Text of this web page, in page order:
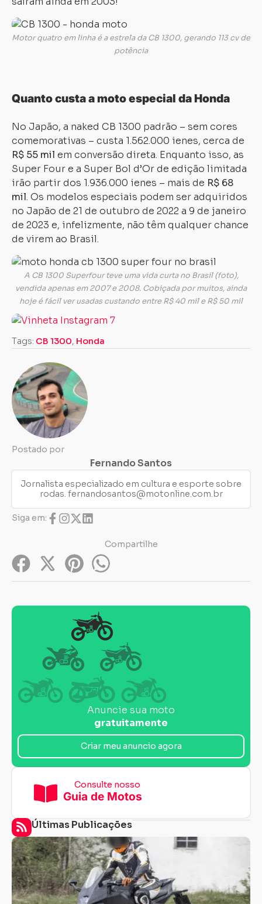
Motor quatro em linha é a estrela da CB 1300, gerando 113 cv de
potência
Quanto custa a moto especial da Honda
No Japão, a naked CB 1300 padrão – sem cores
comemorativas – custa 1.562.000 ienes, cerca de
R$ 55 mil em conversão direta. Enquanto isso, as
Super Four e a Super Bol d’Or de edição limitada
irão partir dos 1.936.000 ienes – mais de R$ 68
mil. Os modelos especiais podem ser adquiridos
no Japão de 21 de outubro de 2022 a 9 de janeiro
de 2023 e, infelizmente, não têm qualquer chance
de virem ao Brasil.
A CB 1300 Superfour teve uma vida curta no Brasil (foto),
vendida apenas em 2007 e 2008. Cobiçada por muitos, ainda
hoje é fácil ver usadas custando entre R$ 40 mil e R$ 50 mil
Tags: CB 1300, Honda
Postado por
Fernando Santos
Jornalista especializado em cultura e esporte sobre
rodas. fernandosantos@motonline.com.br
Siga em:
Compartilhe
Anuncie sua moto
gratuitamente
Criar meu anuncio agora
Consulte nosso
Guia de Motos
Últimas Publicações
Carregando...
Carregando...